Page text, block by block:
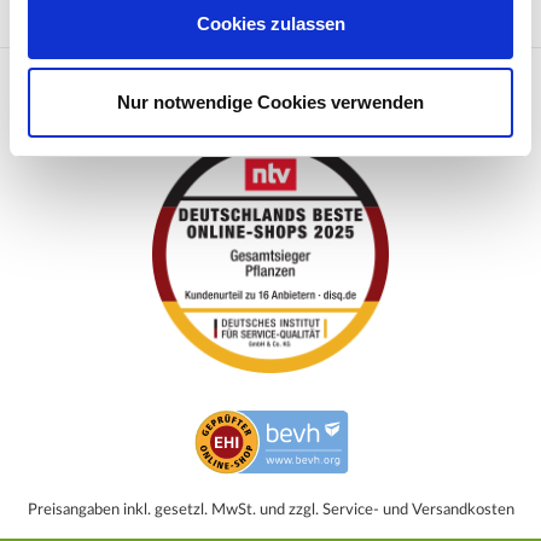
Cookies zulassen
Nur notwendige Cookies verwenden
Geprüfter Online-Shop
Preisangaben inkl. gesetzl. MwSt. und zzgl. Service- und Versandkosten